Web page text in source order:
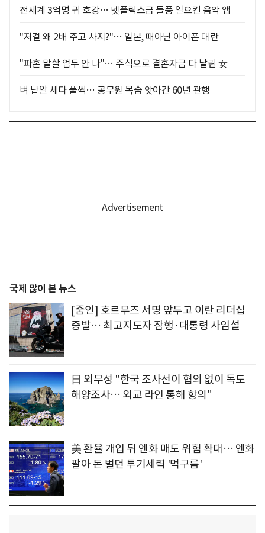
전세계 3억명 귀 호강… 넷플릭스급 돌풍 일으킨 음악 앱
"저걸 왜 2배 주고 사지?"… 일본, 때아닌 아이폰 대란
"파혼 말할 엄두 안 나"… 주식으로 결혼자금 다 날린 女
벼 낱알 세다 풀썩… 공무원 목숨 앗아간 60년 관행
국제 많이 본 뉴스
[줌인] 호르무즈 서명 앞두고 이란 리더십
증발… 최고지도자 잠행·대통령 사임설
日 외무성 "한국 조사선이 협의 없이 독도
해양조사… 외교 라인 통해 항의"
美 환율 개입 뒤 엔화 매도 위험 확대… 엔화
팔아 돈 벌던 투기세력 '먹구름'